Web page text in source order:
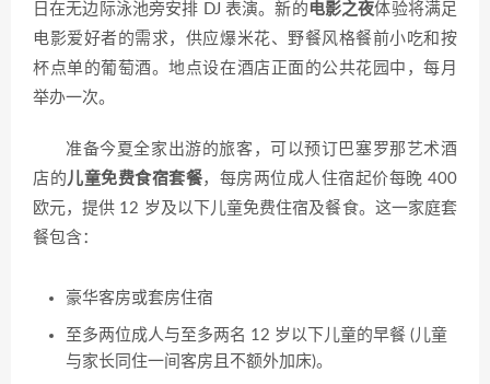
日在无边际泳池旁安排 DJ 表演。新的 电影之夜体验将满足
电影爱好者的需求，供应爆米花、野餐风格餐前小吃和按
杯点单的葡萄酒。地点设在酒店正面的公共花园中，每月
举办一次。
准备今夏全家出游的旅客，可以预订巴塞罗那艺术酒
店的儿童免费食宿套餐，每房两位成人住宿起价每晚 400
欧元，提供 12 岁及以下儿童免费住宿及餐食。这一家庭套
餐包含：
豪华客房或套房住宿
至多两位成人与至多两名 12 岁以下儿童的早餐 (儿童
与家长同住一间客房且不额外加床)。